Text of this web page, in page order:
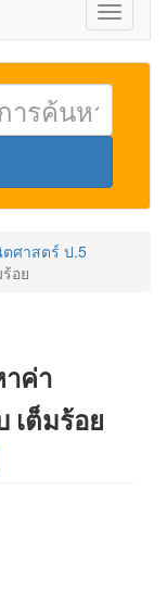
Toggle
ศาสตร์ ป.5
อย
าค่า
เต็มร้อย